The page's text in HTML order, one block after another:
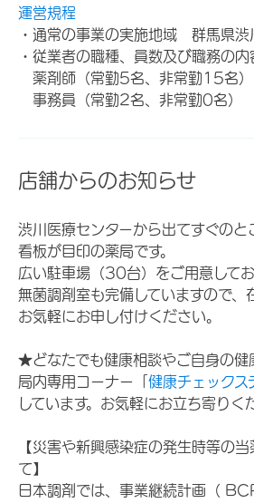
運営規程
・通常の事業の実施地域 群馬県渋
・従業者の職種、員数及び職務の内
薬剤師（常勤5名、非常勤15名）
事務員（常勤2名、非常勤0名）
店舗からのお知らせ
渋川医療センターから出てすぐのと
看板が目印の薬局です。
広い駐車場（30台）をご用意してお
無菌調剤室も完備していますので、
お気軽にお申し付けください。
★どなたでも健康相談やご自身の健
局内専用コーナー「 健康チェックス
しています。お気軽にお立ち寄りく
【災害や新興感染症の発生時等の
て】
日本調剤では、事業継続計画（